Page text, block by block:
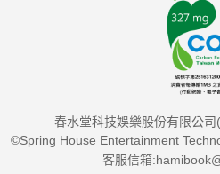
春水堂科技娛樂股份有限公
©Spring House Entertainment
客服信箱